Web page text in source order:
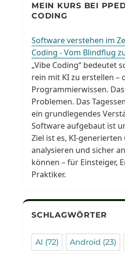
MEIN KURS BEI
CODING
Software verstehen im
Coding - Vom Blindflug
„Vibe Coding“ bedeutet
rein mit KI zu erstellen –
Programmierwissen.
Problemen. Das
ein grundlegendes
Software aufgebaut ist
Ziel ist es, KI-generierten
analysieren und sicher
können – für Einsteiger,
Praktiker.
SCHLAGWÖRTER
AI (72) Android (23)